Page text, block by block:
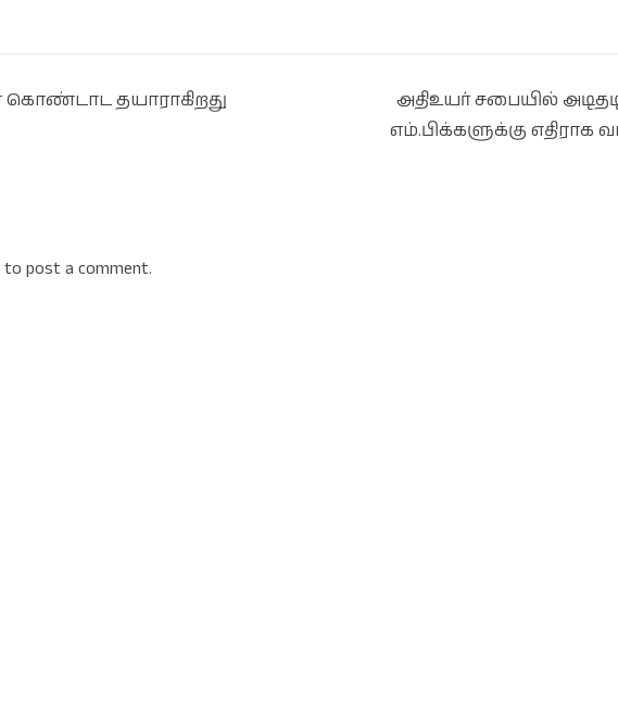
கொண்டாட தயாராகிறது
அதிஉயர் சபையில்
எம்.பிக்களுக்கு எதிராக
to post a comment.